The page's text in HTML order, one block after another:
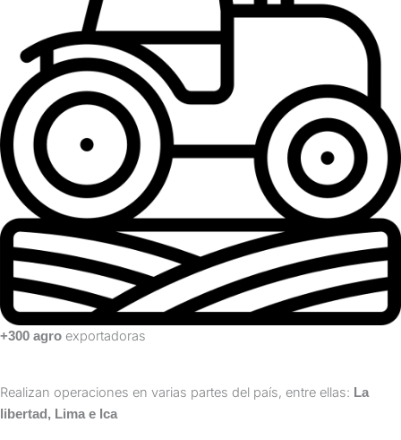
+300 agro exportadoras
Realizan operaciones en varias partes del país, entre ellas: La
libertad, Lima e Ica